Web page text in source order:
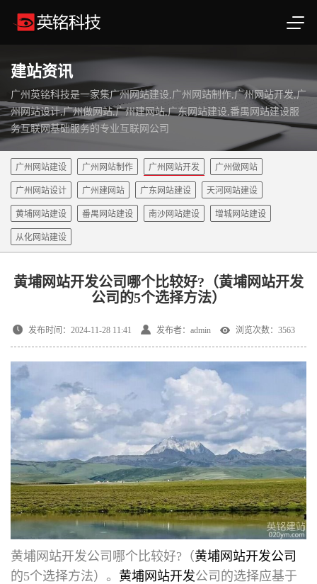
建站资讯
广州英铭科技是一家集广州网站建设,广州网站制作,广州网站开发,广
州网站设计,广州做网站,广州建网站,广东网站建设,番禺网站建设服
务互联网基础服务的专业互联网公司
广州网站建设 广州网站制作 广州网站开发 广州做网站
广州网站设计 广州建网站 广东网站建设 天河网站建设
黄埔网站建设 番禺网站建设 南沙网站建设 增城网站建设
从化网站建设
黄埔网站开发公司哪个比较好?（黄埔网站开发
公司的5个选择方法）
发布时间：2024-11-28 11:41 发布者：admin 浏览次数：3563
黄埔网站开发公司哪个比较好?（黄埔网站开发公司
的5个选择方法）。 黄埔网站开发公司的选择应基于